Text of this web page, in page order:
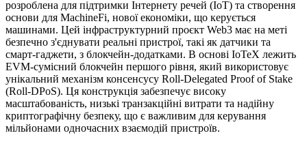
розроблена для підтримки Інтернету речей (IoT) та створення
основи для MachineFi, нової економіки, що керується
машинами. Цей інфраструктурний проєкт Web3 має на меті
безпечно з'єднувати реальні пристрої, такі як датчики та
смарт-гаджети, з блокчейн-додатками. В основі IoTeX лежить
EVM-сумісний блокчейн першого рівня, який використовує
унікальний механізм консенсусу Roll-Delegated Proof of Stake
(Roll-DPoS). Ця конструкція забезпечує високу
масштабованість, низькі транзакційні витрати та надійну
криптографічну безпеку, що є важливим для керування
мільйонами одночасних взаємодій пристроїв.